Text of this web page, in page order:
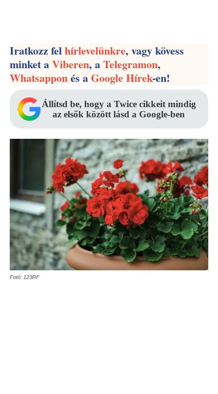
Iratkozz felhírlevelünkre, vagy kövess
minket aViberen, aTelegramon,
Whatsapponés aGoogle Hírek-en!
Állítsd be, hogy a Twice cikkeit mindig
az elsők között lásd a Google-ben
Fotó: 123RF